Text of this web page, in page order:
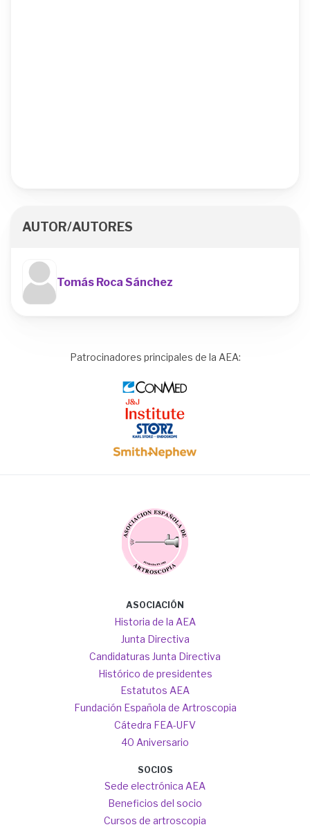
AUTOR/AUTORES
Tomás Roca Sánchez
Patrocinadores principales de la AEA:
Image
Image
Image
Image
Image
ASOCIACIÓN
Historia de la AEA
Junta Directiva
Candidaturas Junta Directiva
Histórico de presidentes
Estatutos AEA
Fundación Española de Artroscopia
Cátedra FEA-UFV
40 Aniversario
SOCIOS
Sede electrónica AEA
Beneficios del socio
Cursos de artroscopia